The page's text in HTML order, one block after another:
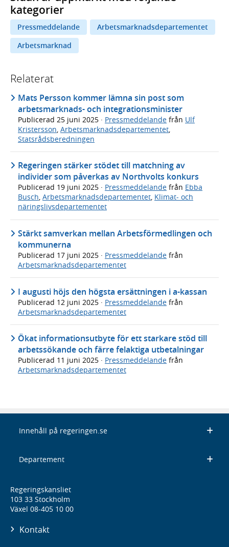
kategorier
Pressmeddelande
Arbetsmarknadsdepartementet
Arbetsmarknad
Relaterat
Mats Persson kommer lämna sin post som
arbetsmarknads- och integrationsminister
Publicerad 25 juni 2025 · Pressmeddelande från Ulf
Kristersson Arbetsmarknadsdepartementet
Statsrådsberedningen
Regeringen stärker stödet till matchning av
individer som påverkas av Northvolts konkurs
Publicerad 19 juni 2025 · Pressmeddelande från Ebba
Busch, Arbetsmarknadsdepartementet, Klimat- och
näringslivsdepartementet
Stärkt samverkan mellan Arbetsförmedlingen och
kommunerna
Publicerad 17 juni 2025 · Pressmeddelande från
Arbetsmarknadsdepartementet
I augusti höjs den högsta ersättningen i a-kassan
Publicerad 12 juni 2025 · Pressmeddelande från
Arbetsmarknadsdepartementet
Ökat informationsutbyte för ett starkare stöd till
arbetssökande och färre felaktiga utbetalningar
Publicerad 11 juni 2025 · Pressmeddelande från
Arbetsmarknadsdepartementet
Innehåll på regeringen.se
Departement
Regeringskansliet
103 33 Stockholm
Växel 08-405 10 00
Kontakt